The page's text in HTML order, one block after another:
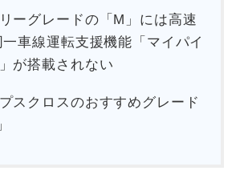
ーグレードの「M」には高速
車線運転支援機能「マイパイ
が搭載されない
スクロスのおすすめグレード